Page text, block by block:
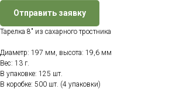
Отправить заявку
Тарелка 8″ из сахарного тростника
Диаметр: 197 мм, высота: 19,6 мм
Вес: 13 г.
В упаковке: 125 шт.
В коробке: 500 шт. (4 упаковки)